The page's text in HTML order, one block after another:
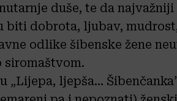
duše, te da
biti dobrota, ljubav,
odlike šibenske žene
„Lijepa, ljepša…